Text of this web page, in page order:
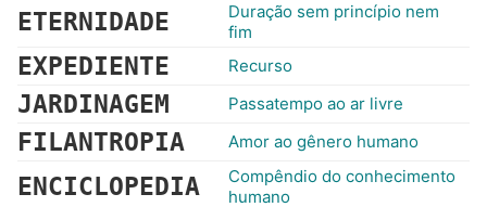
ETERNIDADE
Duração sem princípio nem
fim
EXPEDIENTE Recurso
JARDINAGEM Passatempo ao ar livre
FILANTROPIA Amor ao gênero humano
ENCICLOPEDIA
Compêndio do conhecimento
humano